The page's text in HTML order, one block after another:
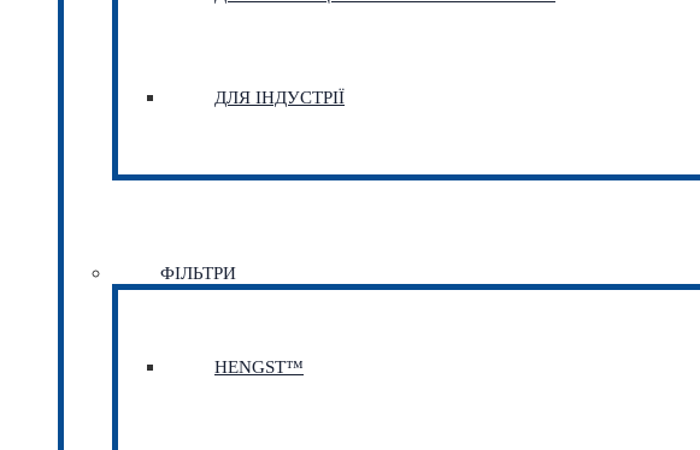
ДЛЯ ІНДУСТРІЇ
ФІЛЬТРИ
HENGST™